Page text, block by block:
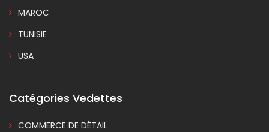
MAROC
TUNISIE
USA
Catégories Vedettes
COMMERCE DE DÉTAIL